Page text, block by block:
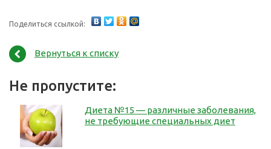
Поделиться ссылкой:
Вернуться к списку
Не пропустите:
Диета №15 — различные заболевания,
не требующие специальных диет